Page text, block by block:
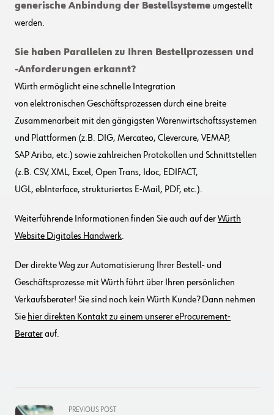
generische Anbindung der Bestellsysteme umgestellt
werden.
Sie haben Parallelen zu Ihren Bestellprozessen und
-Anforderungen erkannt?
Würth ermöglicht eine schnelle Integration
von elektronischen Geschäftsprozessen durch eine breite
Zusammenarbeit mit den gängigsten Warenwirtschaftssystemen
und Plattformen (z.B. DIG, Mercateo, Clevercure, VEMAP,
SAP Ariba, etc.) sowiezahlreichen Protokollen und Schnittstellen
(z.B. CSV, XML, Excel, Open Trans, Idoc, EDIFACT,
UGL, ebInterface, strukturiertes E-Mail, PDF, etc.).
Weiterführende Informationen finden Sie auch auf derWürth
Website Digitales Handwerk.
Der direkte Weg zurAutomatisierung Ihrer Bestell- und
Geschäftsprozesse mit Würth führt über Ihren persönlichen
Verkaufsberater! Sie sind noch kein Würth Kunde?Dann nehmen
Sie hierdirekten Kontakt zu einem unserer eProcurement-
Beraterauf.
<span
PREVIOUS POST